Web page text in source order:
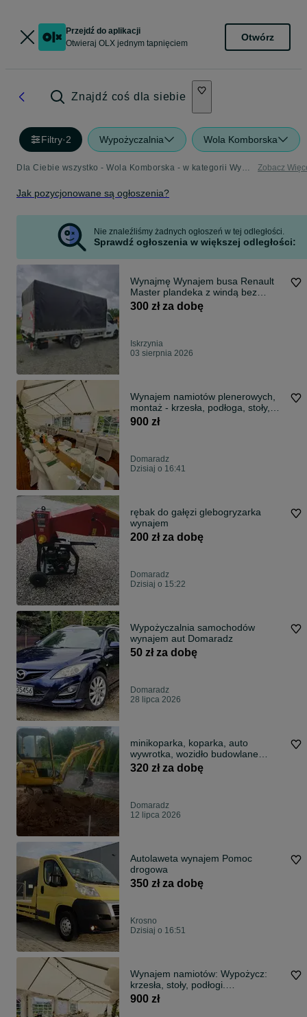
Przejdź do aplikacji
Otwieraj OLX jednym tapnięciem
Otwórz
Znajdź coś dla siebie
Filtry·2 Wypożyczalnia Wola Komborska
Dla Ciebie wszystko - Wola Komborska - w kategorii Wypożyczalnia Zobacz
Jak pozycjonowane są ogłoszenia?
Nie znaleźliśmy żadnych ogłoszeń w tej odległości.
Sprawdź ogłoszenia w większej odległości:
Wynajmę Wynajem busa Renault
Master plandeka z windą bez
dziennego limitu kilometrów!!!
300 zł za dobę
Iskrzynia
03 sierpnia 2026
Wynajem namiotów plenerowych,
montaż - krzesła, podłoga, stoły,
obrusy
900 zł
Domaradz
Dzisiaj o 16:41
rębak do gałęzi glebogryzarka
wynajem
200 zł za dobę
Domaradz
Dzisiaj o 15:22
Wypożyczalnia samochodów
wynajem aut Domaradz
50 zł za dobę
Domaradz
28 lipca 2026
minikoparka, koparka, auto
wywrotka, wozidło budowlane
wynajem, usługi
320 zł za dobę
Domaradz
12 lipca 2026
Autolaweta wynajem Pomoc
drogowa
350 zł za dobę
Krosno
Dzisiaj o 16:51
Wynajem namiotów: Wypożycz:
krzesła, stoły, podłogi.
Wypożyczalnia
900 zł